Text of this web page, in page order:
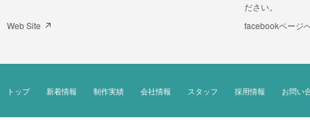
Web Site
ださい。
facebookページ
トップ 新着情報 制作実績 会社情報 スタッフ 採用情報 お問い